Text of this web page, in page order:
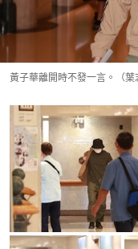
黃子華離開時不發一言。（葉